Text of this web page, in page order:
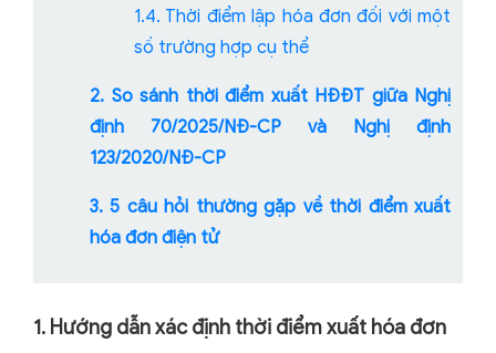
1.4. Thời điểm lập hóa đơn đối với một
số trường hợp cụ thể
2. So sánh thời điểm xuất HĐĐT giữa Nghị
định 70/2025/NĐ-CP và Nghị định
123/2020/NĐ-CP
3. 5 câu hỏi thường gặp về thời điểm xuất
hóa đơn điện tử
1. Hướng dẫn xác định thời điểm xuất hóa đơn